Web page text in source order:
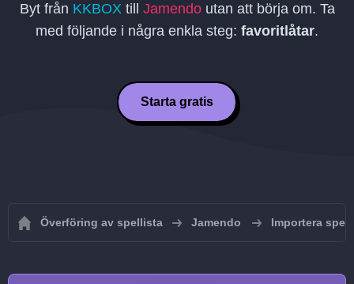
Byt från KKBOXtill Jamendoutan att börja om. Ta
med följande i några enkla steg: favoritlåtar.
Starta gratis
Överföring av spellista Jamendo Importera